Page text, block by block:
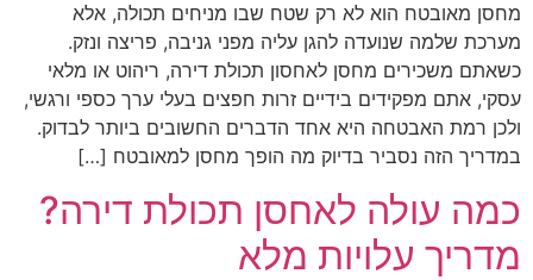
מחסן מאובטח הוא לא רק שטח שבו מניחים תכולה, אלא
מערכת שלמה שנועדה להגן עליה מפני גניבה, פריצה ונזק.
כשאתם משכירים מחסן לאחסון תכולת דירה, ריהוט או מלאי
עסקי, אתם מפקידים בידיים זרות חפצים בעלי ערך כספי ורגשי,
ולכן רמת האבטחה היא אחד הדברים החשובים ביותר לבדוק.
במדריך הזה נסביר בדיוק מה הופך מחסן למאובטח […]
כמה עולה לאחסן תכולת דירה?
מדריך עלויות מלא